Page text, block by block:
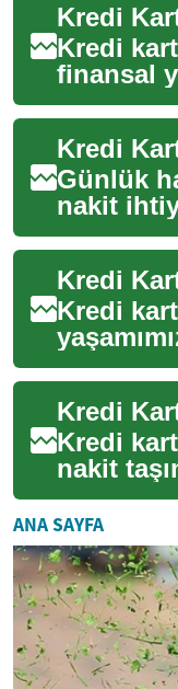
Kredi
finansal
Nakit
ortada...
Günlük
nakit
kartları
rehberde
Kredi
parçası
taşıma
Kredi
nakit
azaltan,
acil
sağlaya...
ANA SAYFA